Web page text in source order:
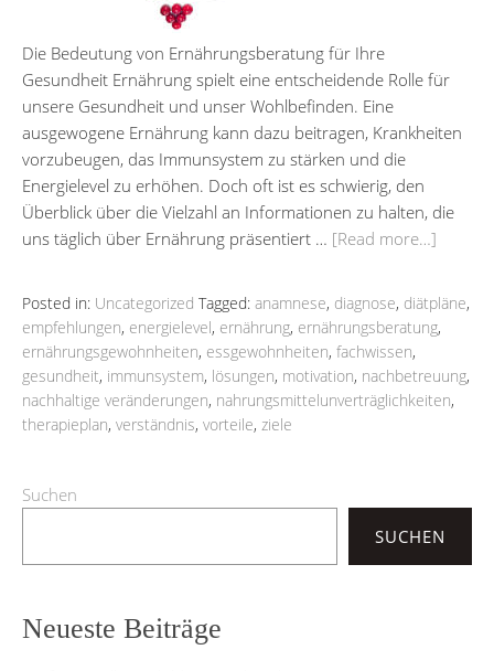
Die Bedeutung von Ernährungsberatung für Ihre
Gesundheit Ernährung spielt eine entscheidende Rolle für
unsere Gesundheit und unser Wohlbefinden. Eine
ausgewogene Ernährung kann dazu beitragen, Krankheiten
vorzubeugen, das Immunsystem zu stärken und die
Energielevel zu erhöhen. Doch oft ist es schwierig, den
Überblick über die Vielzahl an Informationen zu halten, die
uns täglich über Ernährung präsentiert … [Read more…]
Posted in: Uncategorized Tagged: anamnese, diagnose, diätpläne,
empfehlungen, energielevel, ernährung, ernährungsberatung,
ernährungsgewohnheiten, essgewohnheiten, fachwissen,
gesundheit, immunsystem, lösungen, motivation, nachbetreuung,
nachhaltige veränderungen, nahrungsmittelunverträglichkeiten,
therapieplan, verständnis, vorteile, ziele
Suchen
SUCHEN
Neueste Beiträge